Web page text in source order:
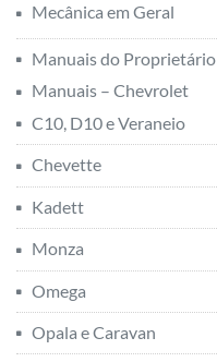
Mecânica em Geral
Manuais do Proprietário
Manuais – Chevrolet
C10, D10 e Veraneio
Chevette
Kadett
Monza
Omega
Opala e Caravan